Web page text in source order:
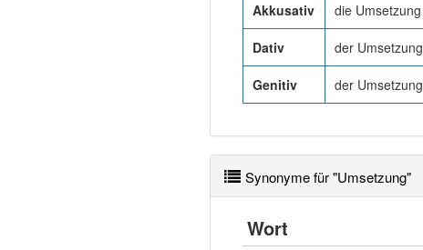
Akkusativ die Umsetzung
Dativ der Umsetzung
Genitiv der Umsetzung
Synonyme für "Umsetzung"
Wort